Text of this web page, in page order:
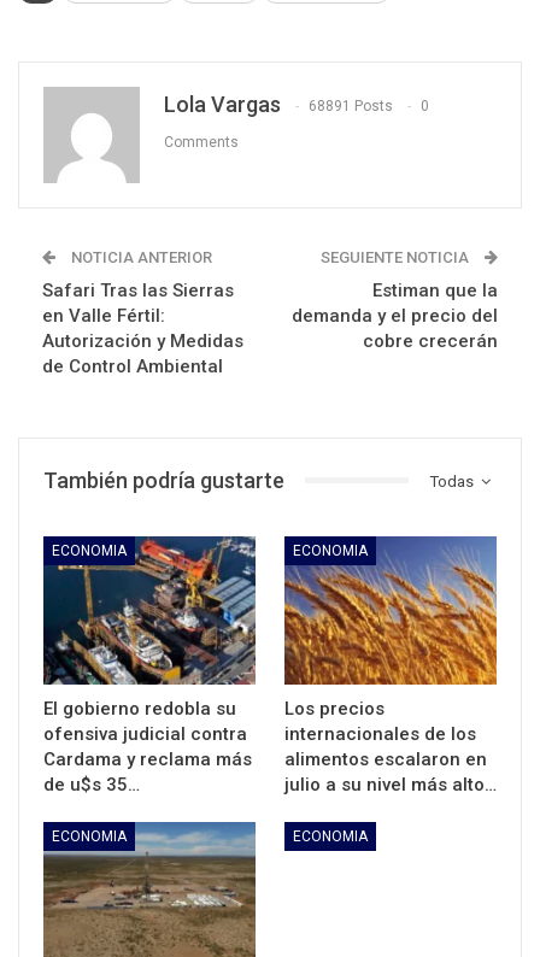
Lola Vargas 68891 Posts 0
Comments
NOTICIA ANTERIOR
Safari Tras las Sierras
en Valle Fértil:
Autorización y Medidas
de Control Ambiental
SEGUIENTE NOTICIA
Estiman que la
demanda y el precio del
cobre crecerán
Todas
También podría gustarte
ECONOMIA
El gobierno redobla su
ofensiva judicial contra
Cardama y reclama más
de u$s 35…
ECONOMIA
Los precios
internacionales de los
alimentos escalaron en
julio a su nivel más alto…
ECONOMIA ECONOMIA